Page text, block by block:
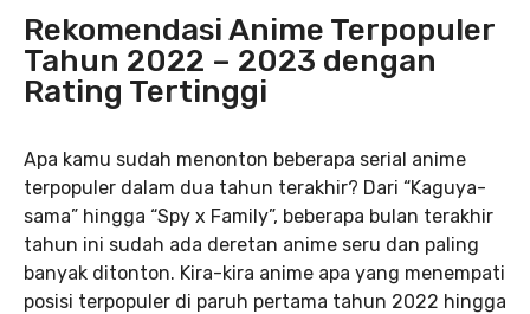
Rekomendasi Anime Terpopuler
Tahun 2022 – 2023 dengan
Rating Tertinggi
Apa kamu sudah menonton beberapa serial anime
terpopuler dalam dua tahun terakhir? Dari “Kaguya-
sama” hingga “Spy x Family”, beberapa bulan terakhir
tahun ini sudah ada deretan anime seru dan paling
banyak ditonton. Kira-kira anime apa yang menempati
posisi terpopuler di paruh pertama tahun 2022 hingga